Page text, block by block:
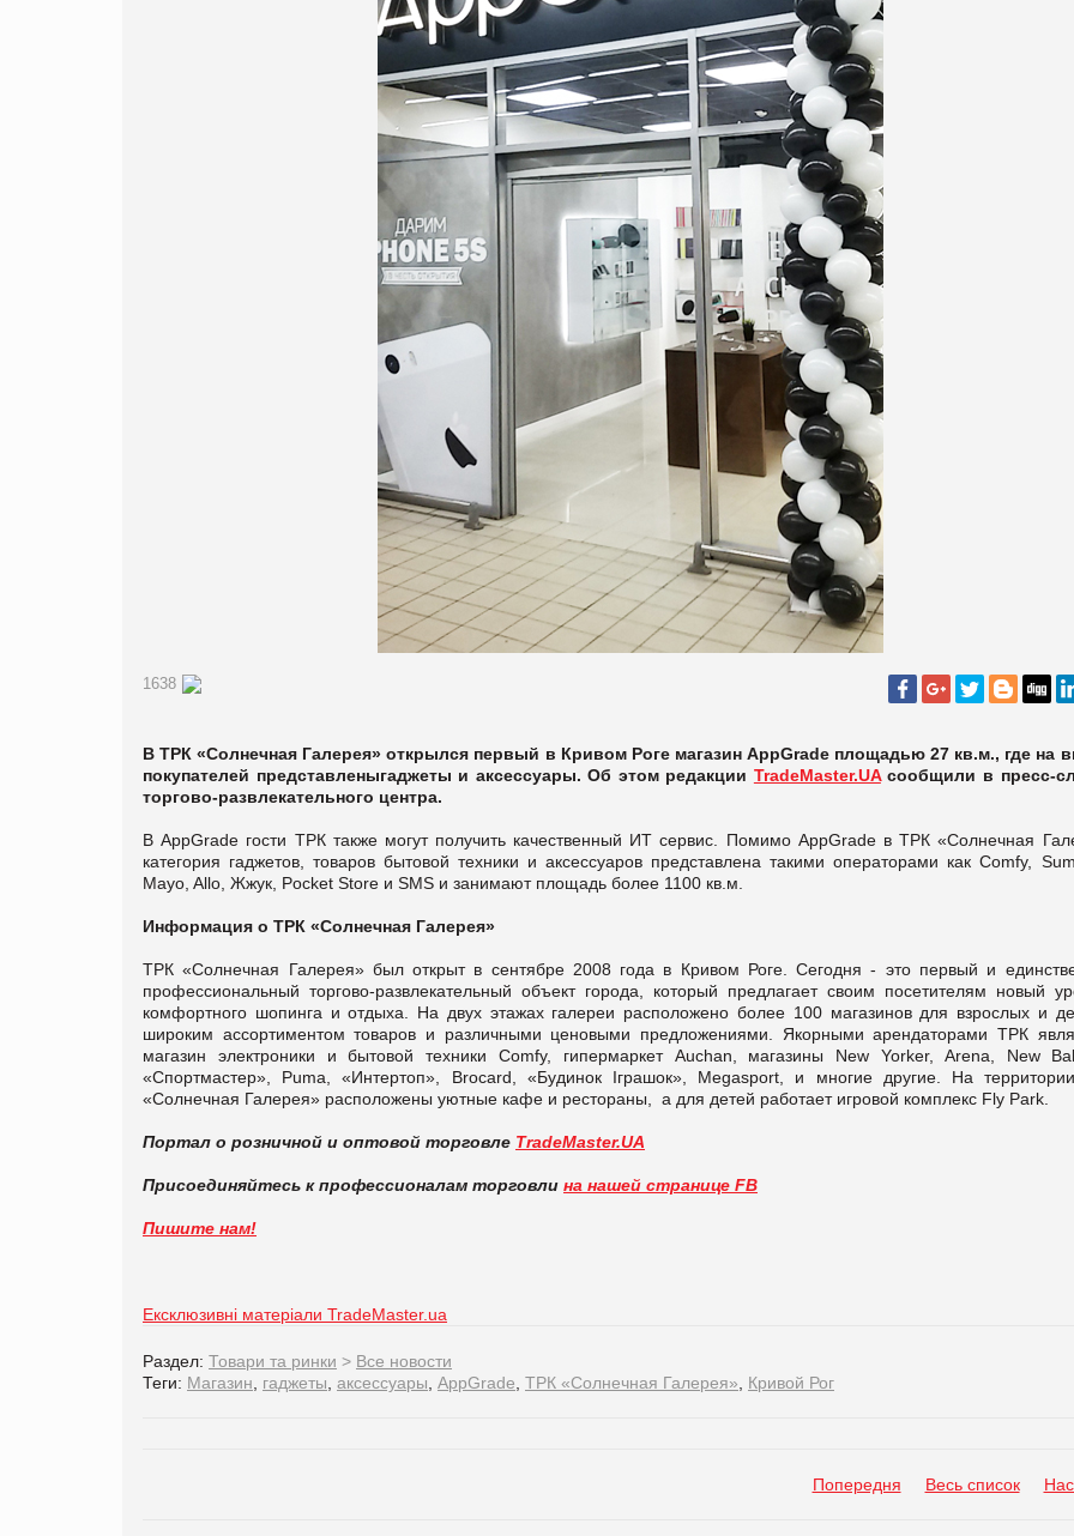
1638
В ТРК «Солнечная Галерея» открылся первый в Кривом Роге магазин AppGrade площадью 27 кв.м., где на
покупателей представленыгаджеты и аксессуары. Об этом редакции TradeMaster.UAсообщили в пресс-
торгово-развлекательного центра.
В AppGrade гости ТРК также могут получить качественный ИТ сервис. Помимо AppGrade в ТРК «Солнечная
категория гаджетов, товаров бытовой техники и аксессуаров представлена такими операторами как Comfy,
Mayo, Allo, Жжук, Pocket Store и SMS и занимают площадь более 1100 кв.м.
Информация о ТРК «Солнечная Галерея»
ТРК «Солнечная Галерея» был открыт в сентябре 2008 года в Кривом Роге. Сегодня - это первый и
профессиональный торгово-развлекательный объект города, который предлагает своим посетителям новый
комфортного шопинга и отдыха. На двух этажах галереи расположено более 100 магазинов для взрослых и
широким ассортиментом товаров и различными ценовыми предложениями. Якорными арендаторами ТРК
магазин электроники и бытовой техники Comfy, гипермаркет Auchan, магазины New Yorker, Arena, New
«Спортмастер», Puma, «Интертоп», Brocard, «Будинок Іграшок», Megasport, и многие другие. На
«Солнечная Галерея» расположены уютные кафе и рестораны, а для детей работает игровой комплекс Fly Park.
Портал о розничной и оптовой торговле TradeMaster.UA
Присоединяйтесь к профессионалам торговли на нашей странице FB
Пишите нам!
Ексклюзивні матеріали TradeMaster.ua
Раздел: Товари та ринки > Все новости
Теги: Магазин гаджеты аксессуары AppGrade ТРК «Солнечная Галерея» Кривой Рог
Попередня Весь список